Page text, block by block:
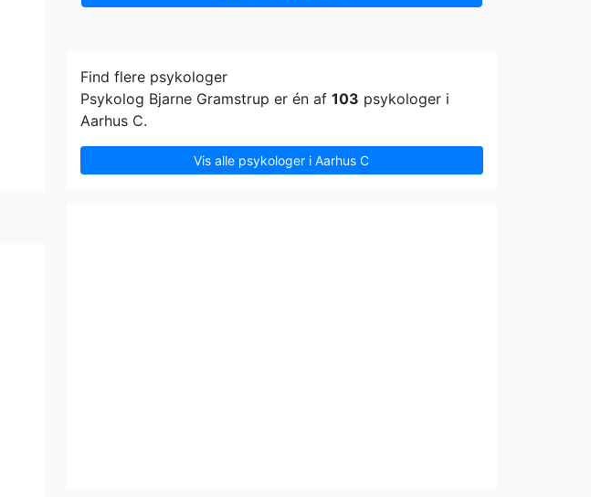
Find flere psykologer
Psykolog Bjarne Gramstrup er én af 103 psykologer i
Aarhus C.
Vis alle psykologer i Aarhus C